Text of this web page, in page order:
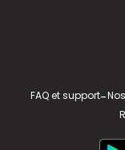
FAQ et support-